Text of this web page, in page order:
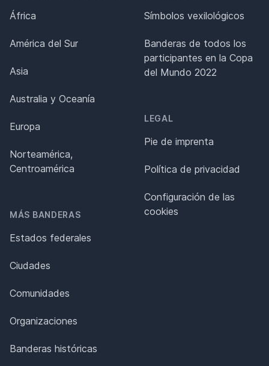
África
América del Sur
Asia
Australia y Oceanía
Europa
Norteamérica,
Centroamérica
MÁS BANDERAS
Estados federales
Ciudades
Comunidades
Organizaciones
Banderas históricas
Símbolos vexilológicos
Banderas de todos los
participantes en la Copa
del Mundo 2022
LEGAL
Pie de imprenta
Política de privacidad
Configuración de las
cookies